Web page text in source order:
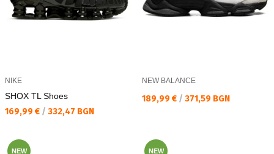
NIKE
SHOX TL Shoes
Текуща цена:
169,99 € / 332,47 BGN
NEW BALANCE
Текуща цена:
189,99 € / 371,59 BGN
NEW NEW